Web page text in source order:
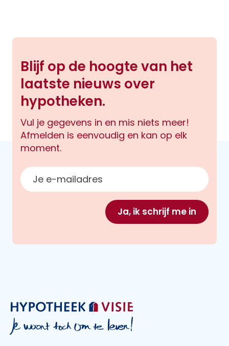
Blijf op de hoogte van het
laatste nieuws over
hypotheken.
Vul je gegevens in en mis niets meer!
Afmelden is eenvoudig en kan op elk
moment.
E-mailadres
Ja, ik schrijf me in